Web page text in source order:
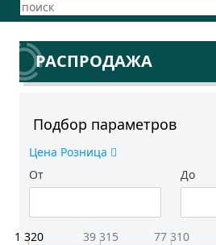
РАСПРОДАЖА
Подбор параметров
Цена Розница
От
До
1 320 39 315 77 310